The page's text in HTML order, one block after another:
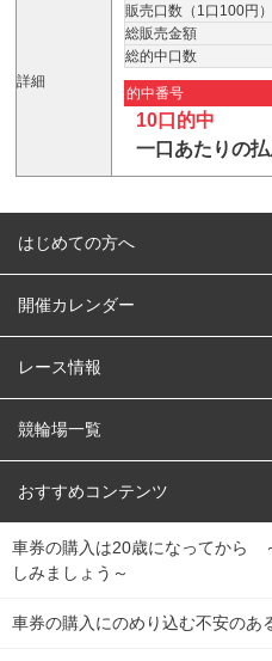
詳細
販売口数（1口100円）
総販売金額
総的中口数
的中番号
10口的中
一口あたりの
はじめての方へ
はじめての方へ
開催カレンダー
競輪
オートレース
競輪くじ
Dokanto!
チャリロトプラザ
レース情報
レース予想
レース結果
キャリーオーバー一覧
競輪場一覧
北日本 函館競輪場
関
東
弥彦競輪場 前橋競輪場
おすすめコンテンツ
競輪選手情報
Perfecta Navi
車券の購入は20歳になってから
しみましょう～
車券の購入にのめり込む不安のあ